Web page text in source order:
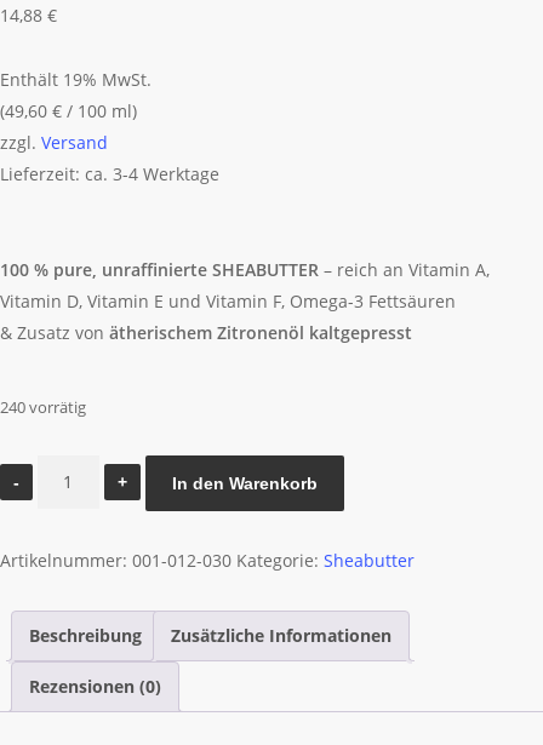
14,88 €
Enthält 19% MwSt.
(49,60 € / 100 ml)
zzgl. Versand
Lieferzeit: ca. 3-4 Werktage
100 % pure, unraffinierte SHEABUTTER – reich an Vitamin A,
Vitamin D, Vitamin E und Vitamin F, Omega-3 Fettsäuren
& Zusatz von ätherischem Zitronenöl kaltgepresst
240 vorrätig
Zitrone
von
AMOI
naturel
In den Warenkorb
Artikelnummer: 001-012-030 Kategorie: Sheabutter
Beschreibung Zusätzliche Informationen
Rezensionen (0)